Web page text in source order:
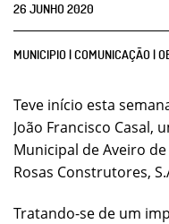
26 JUNHO2020
MUNICIPIO | COMUNICAÇÃO |
Teve início esta
João Francisco Casal,
Municipal de Aveiro
Rosas Construtores,
Tratando-se de um